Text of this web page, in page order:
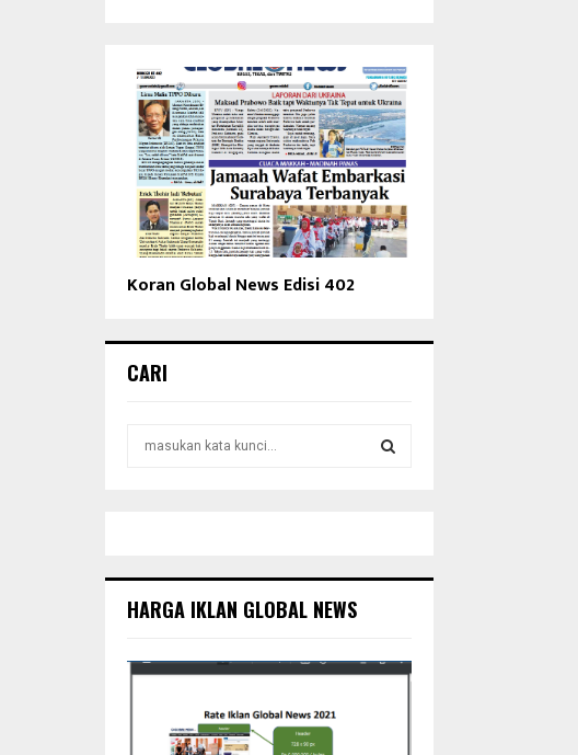
Koran Global News Edisi 402
CARI
r
A
C
HARGA IKLAN GLOBAL NEWS